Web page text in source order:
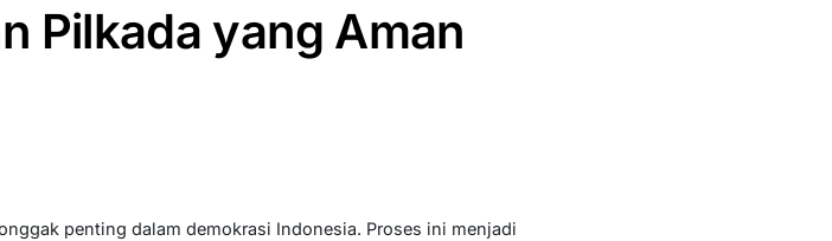
Pilkada yang Aman
penting dalam demokrasi Indonesia. Proses ini menjadi